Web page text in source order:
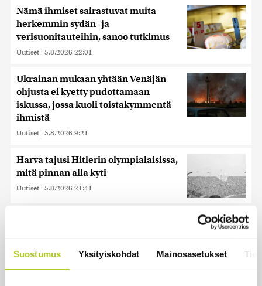
Suostumus Yksityiskohdat Mainosasetukset
Nämä ihmiset sairastuvat muita
herkemmin sydän- ja
verisuonitauteihin, sanoo tutkimus
Uutiset | 5.8.2026 22:01
Ukrainan mukaan yhtään Venäjän
ohjusta ei kyetty pudottamaan
iskussa, jossa kuoli toistakymmentä
ihmistä
Uutiset | 5.8.2026 9:21
Harva tajusi Hitlerin olympialaisissa,
mitä pinnan alla kyti
Uutiset | 5.8.2026 21:41
Uutiset | 5.8.2026 22:07